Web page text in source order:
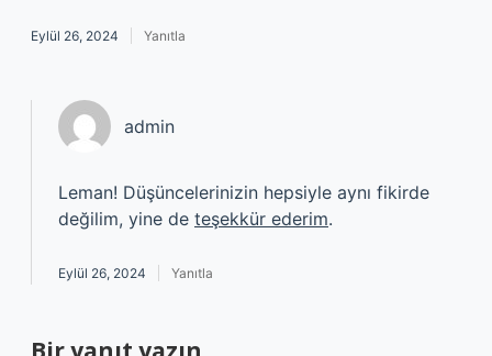
Eylül 26, 2024 Yanıtla
admin
Leman! Düşüncelerinizin hepsiyle aynı fikirde
değilim, yine de teşekkür ederim.
Eylül 26, 2024 Yanıtla